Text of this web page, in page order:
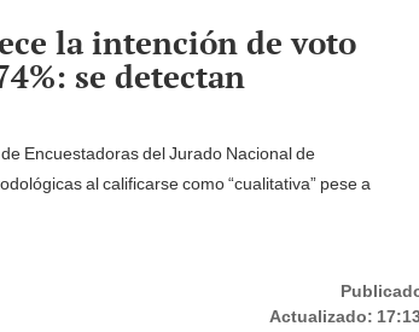
la intención de voto
se detectan
Encuestadoras del Jurado Nacional de
al calificarse como “cualitativa” pese a
Actualizado: